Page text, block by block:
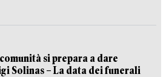
si prepara a dare
Solinas – La data dei funerali